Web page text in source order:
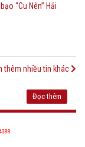
“Cu Nên” Hải
thêm nhiều tin khác
Đọc thêm